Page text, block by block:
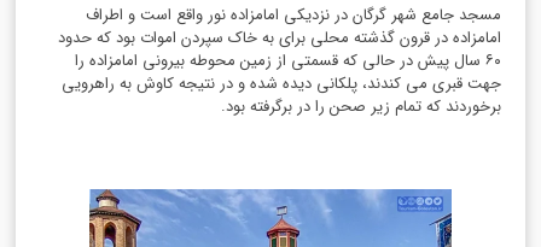
مسجد جامع شهر گرگان در نزدیکی امامزاده نور واقع است و اطراف
امامزاده در قرون گذشته محلی برای به خاک سپردن اموات بود که حدود
۶۰ سال پیش در حالی که قسمتی از زمین محوطه بیرونی امامزاده را
جهت قبری می کندند، پلکانی دیده شده و در نتیجه کاوش به راهرویی
برخوردند که تمام زیر صحن را در برگرفته بود.